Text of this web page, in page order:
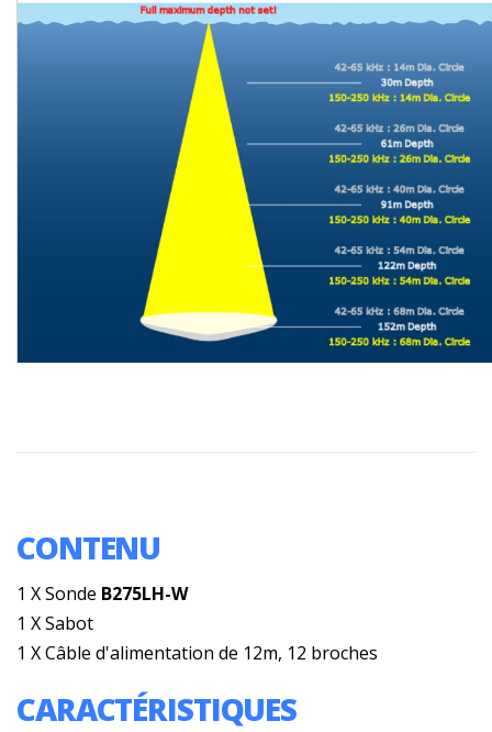
CONTENU
1 X Sonde B275LH-W
1 X Sabot
1 X Câble d'alimentation de 12m, 12 broches
CARACTÉRISTIQUES